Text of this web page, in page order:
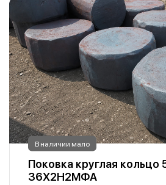
В наличии мало
Поковка круглая кольцо
36Х2Н2МФА